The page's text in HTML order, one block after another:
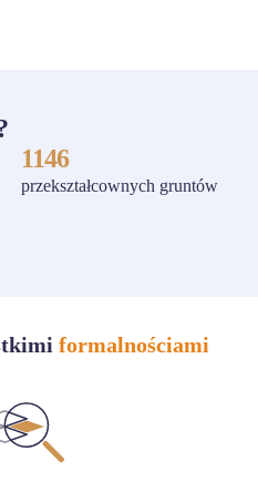
1146
przekształcownych gruntów
formalnościami